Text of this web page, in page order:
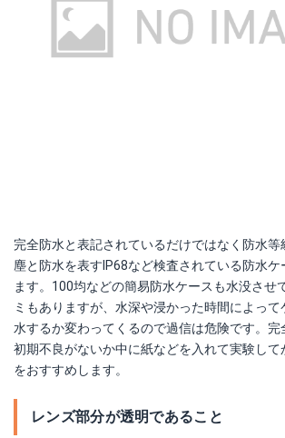
完全防水と表記されているだけではなく防水等
塵と防水を表すIP68など検査されている防水ケ
ます。100均などの簡易防水ケースも水没させ
ミもありますが、水深や浸かった時間によっ
水するか変わってくるので過信は危険です。完
初期不良がないか中に紙などを入れて実験して
をおすすめします。
レンズ部分が透明であること